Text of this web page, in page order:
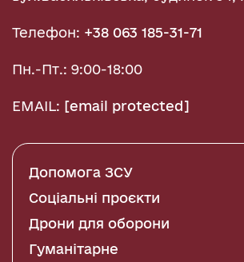
Телефон: +38 063 185-31-71
Пн.-Пт.: 9:00-18:00
EMAIL: [email protected]
Допомога ЗСУ
Соціальні проєкти
Дрони для оборони
Гуманітарне